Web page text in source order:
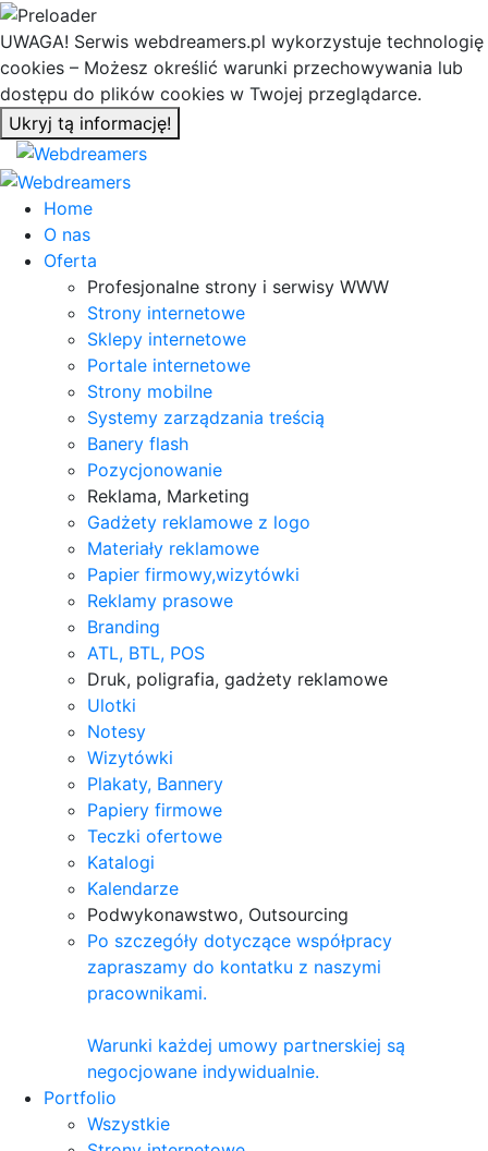
UWAGA! Serwis webdreamers.pl wykorzystuje technologię
cookies – Możesz określić warunki przechowywania lub
dostępu do plików cookies w Twojej przeglądarce.
Ukryj tą informację!
Home
O nas
Oferta
Profesjonalne strony i serwisy WWW
Strony internetowe
Sklepy internetowe
Portale internetowe
Strony mobilne
Systemy zarządzania treścią
Banery flash
Pozycjonowanie
Reklama, Marketing
Gadżety reklamowe z logo
Materiały reklamowe
Papier firmowy,wizytówki
Reklamy prasowe
Branding
ATL, BTL, POS
Druk, poligrafia, gadżety reklamowe
Ulotki
Notesy
Wizytówki
Plakaty, Bannery
Papiery firmowe
Teczki ofertowe
Katalogi
Kalendarze
Podwykonawstwo, Outsourcing
Po szczegóły dotyczące współpracy
zapraszamy do kontatku z naszymi
pracownikami.
Warunki każdej umowy partnerskiej są
negocjowane indywidualnie.
Portfolio
Wszystkie